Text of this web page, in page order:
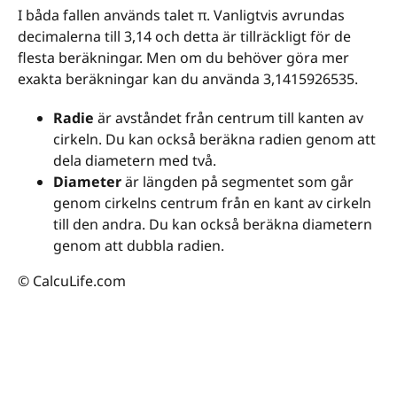
I båda fallen används talet π. Vanligtvis avrundas
decimalerna till 3,14 och detta är tillräckligt för de
flesta beräkningar. Men om du behöver göra mer
exakta beräkningar kan du använda 3,1415926535.
Radie är avståndet från centrum till kanten av
cirkeln. Du kan också beräkna radien genom att
dela diametern med två.
Diameterär längden på segmentet som går
genom cirkelns centrum från en kant av cirkeln
till den andra. Du kan också beräkna diametern
genom att dubbla radien.
© CalcuLife.com